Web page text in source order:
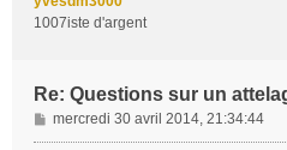
1007iste d'argent
Re: Questions sur un
M
e
mercredi 30 avril 2014, 21:34:44